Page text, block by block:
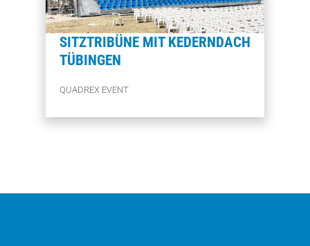
SITZTRIBÜNE MIT KEDERNDACH
TÜBINGEN
QUADREX EVENT